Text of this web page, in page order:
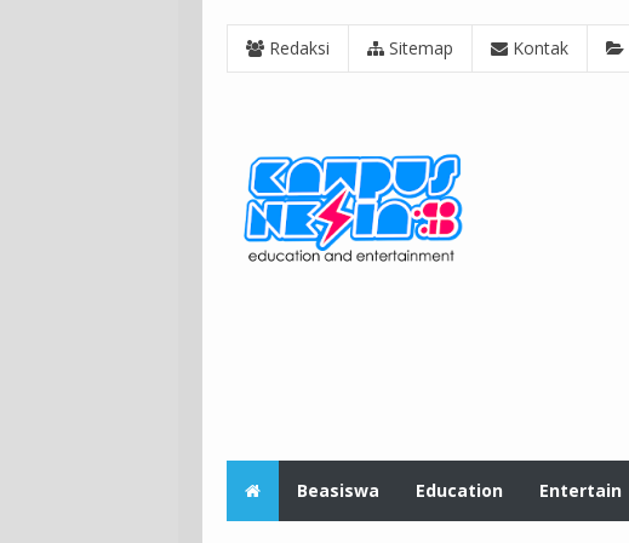
Redaksi Sitemap Kontak
Beasiswa Education Entertain